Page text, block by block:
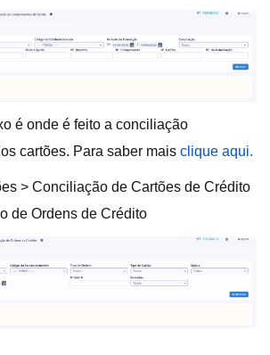
é onde é feito a conciliação
cartões. Para saber mais clique aqui.
> Conciliação de Cartões de Crédito
de Ordens de Crédito